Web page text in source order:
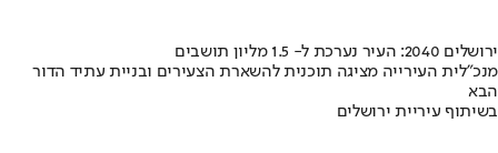
ירושלים 2040: העיר נערכת ל- 1.5 מליון תושבים
מנכ"לית העירייה מציגה תוכנית להשארת הצעירים ובניית עתיד הדור
הבא
בשיתוף עיריית ירושלים